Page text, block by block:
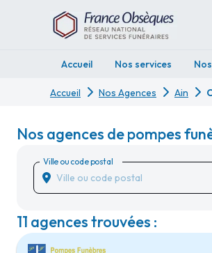
Accueil Nos services
Accueil Nos Agences Ain
Nos agences de pompes
Ville ou code postal
11 agences trouvées :